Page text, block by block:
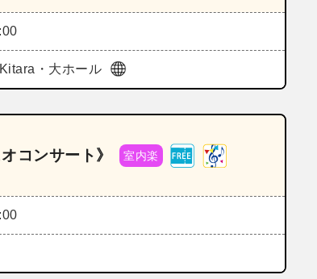
・大ホール
コンサート》 室内楽